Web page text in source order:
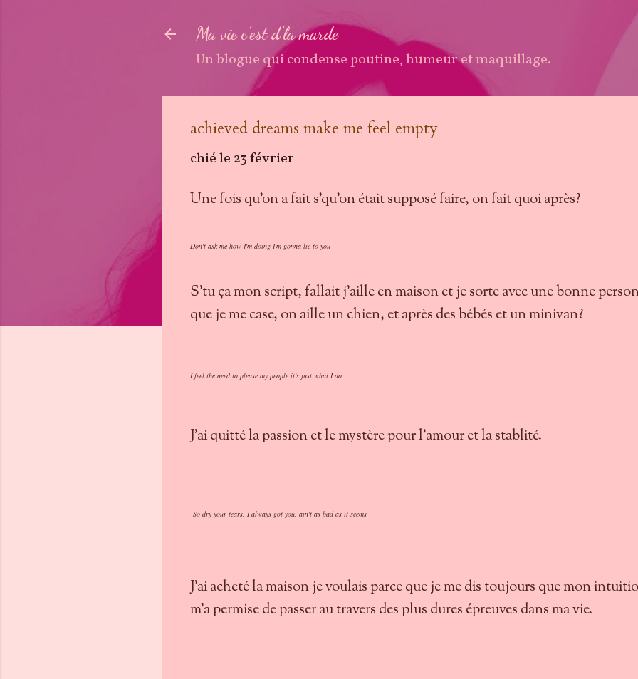
Ma vie c'est d'la marde
Un blogue qui condense poutine, humeur et maquillage.
achieved dreams make me feel empty
chié le23 février
Une fois qu'on a fait s'qu'on était supposé faire, on fait quoi après?
Don't ask me how I'm doing I'm gonna lie to you
S'tu ça mon script, fallait j'aille en maison et je sorte avec une bonne
que je me case, on aille un chien, et après des bébés et un minivan?
I feel the need to please my people it's just what I do
J'ai quitté la passion et le mystère pour l'amour et la stablité.
So dry your tears, I always got you, ain't as bad as it seems
J'ai acheté la maison je voulais parce que je me dis toujours que mon
m'a permise de passer au travers des plus dures épreuves dans ma vie.